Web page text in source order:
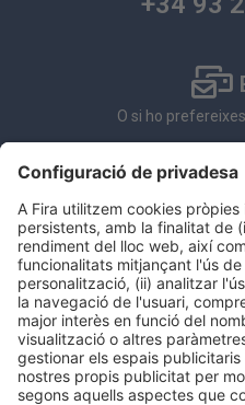
O si ho
Atenció a
Normas de admisión de
A continuación, detallamos las
los recintos de Fira Barcelona.
Haz clic aquí